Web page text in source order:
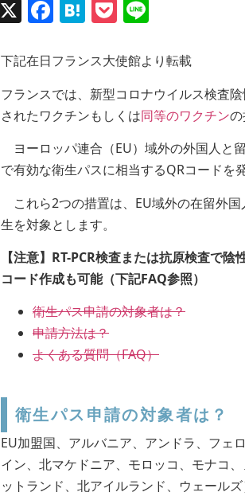
X F
c
e
b
o
o
H
e
n
a
P
ck
et
e
下記在日フランス大使館より転載
フランスでは、新型コロナウイルス検査
されたワクチンもしくは同等のワクチン
ヨーロッパ連合（EU）域外の外国人と
で有効な衛生パスに相当するQRコードを
これら2つの措置は、EU域外の在留外
生を対象とします。
【注意】RT-PCR検査または抗原検査で
コード作成も可能（下記FAQ参照）
衛生パス申請の対象者は？
申請方法は？
よくある質問（FAQ）
衛生パス申請の対象者は？
EU加盟国、アルバニア、アンドラ、フェ
イン、北マケドニア、モロッコ、モナコ
ットランド、北アイルランド、ウェール